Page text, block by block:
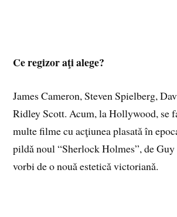
Ce regizor aţi alege?
James Cameron, Steven Spielberg,
Ridley Scott. Acum, la Hollywood, se
multe filme cu acţiunea plasatǎ în
pildǎ noul “Sherlock Holmes”, de
vorbi de o nouǎ esteticǎ victorianǎ.